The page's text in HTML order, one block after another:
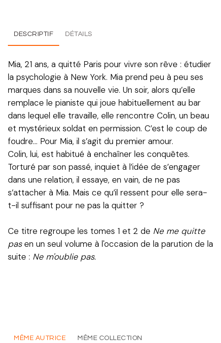
DESCRIPTIF DÉTAILS
Mia, 21 ans, a quitté Paris pour vivre son rêve : étudier
la psychologie à New York. Mia prend peu à peu ses
marques dans sa nouvelle vie. Un soir, alors qu’elle
remplace le pianiste qui joue habituellement au bar
dans lequel elle travaille, elle rencontre Colin, un beau
et mystérieux soldat en permission. C’est le coup de
foudre… Pour Mia, il s’agit du premier amour.
Colin, lui, est habitué à enchaîner les conquêtes.
Torturé par son passé, inquiet à l’idée de s’engager
dans une relation, il essaye, en vain, de ne pas
s’attacher à Mia. Mais ce qu’il ressent pour elle sera-
t-il suffisant pour ne pas la quitter ?
Ce titre regroupe les tomes 1 et 2 de Ne me quitte
pasen un seul volume à l'occasion de la parution de la
suite : Ne m'oublie pas.
MÊME AUTRICE MÊME COLLECTION